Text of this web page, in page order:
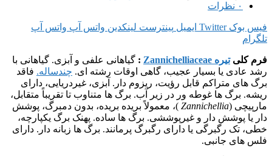
۰ نظرات
فیس بوک Twitter ایمیل پینترست لینکدین واتس آپ واتس آپ
تلگرام
فرم کلیتیره Zannichelliaceae : گیاهانی علفی و آبزی. گیاهانی با
رشد عادی یا بسیار عجیب، گاهی اوقات رشته ای. چندساله. فاقد
برگ های متراکم قابل رؤیت، ریزوم دار. آبزی، غیردریایی، دارای
ریشه. برگ ها غوطه ور در زیر آب. برگ ها متناوب تا تقریباً متقابل،
مارپیچی (Zannichellia )، معمولاً بریده بریده، بدون دمبرگ، پوشش
دار یا پوشش دار و غیرپوششی. برگ ها ساده. پهنک برگ یکپارچه،
خطی، تک رگبرگی یا دارای رگبرگ پرمانند. برگ ها زبانه دار. دارای
فلس های جانبی.